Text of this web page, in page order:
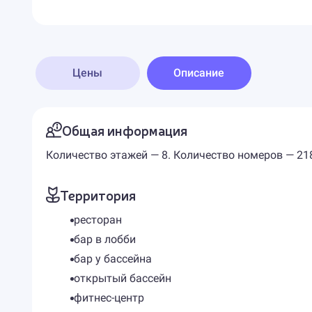
Цены Описание
Общая информация
Количество этажей — 8. Количество номеров —
Территория
ресторан
бар в лобби
бар у бассейна
открытый бассейн
фитнес-центр